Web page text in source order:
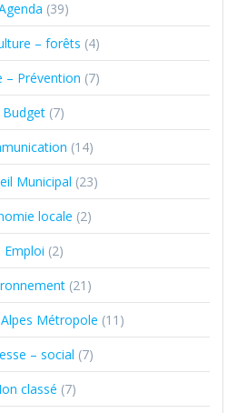
(39)
– forêts (4)
– Prévention (7)
Budget (7)
(14)
Municipal (23)
locale (2)
Emploi (2)
(21)
Métropole (11)
– social (7)
classé (7)